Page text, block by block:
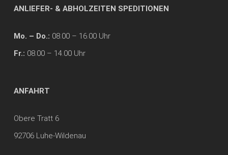
ANLIEFER- & ABHOLZEITEN SPEDITIONEN
Mo. – Do.: 08.00 – 16.00 Uhr
Fr.: 08.00 – 14.00 Uhr
ANFAHRT
Obere Tratt 6
92706 Luhe-Wildenau